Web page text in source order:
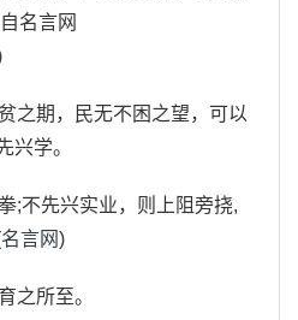
名言网
之期，民无不困之望，可以
兴学。
;不先兴实业，则上阻旁挠,
名言网)
之所至。